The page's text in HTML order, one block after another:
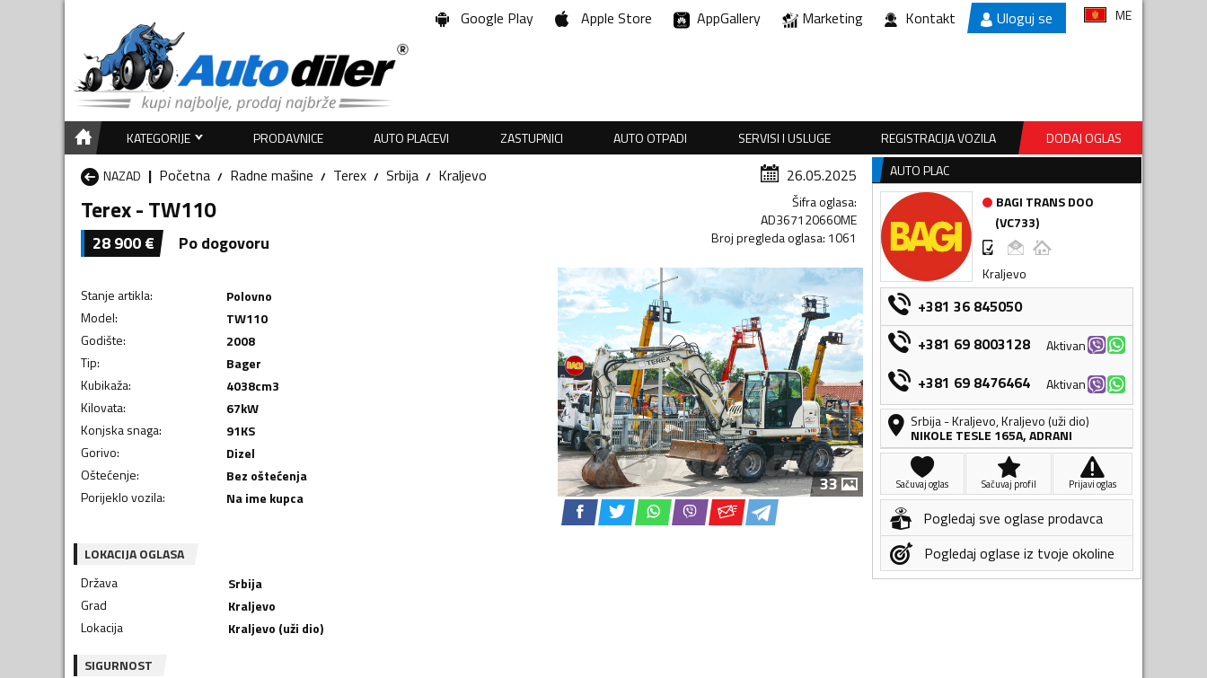
Google Play Apple Store AppGallery Marketing Kontakt Uloguj se ME
KATEGORIJE PRODAVNICE AUTO PLACEVI ZASTUPNICI AUTO OTPADI SERVISI I USLUGE REGISTRACIJA VOZILA
DODAJ OGLAS
NAZAD
Početna Radne mašine Terex Srbija Kraljevo 26.05.2025
Terex - TW110
28 900€ Po dogovoru
Šifra oglasa:
AD367120660ME
Broj pregleda oglasa: 1061
Stanje artikla:
Polovno
Model:
TW110
Godište:
2008
Tip:
Bager
Kubikaža: 4038cm3
Kilovata: 67kW
Konjska snaga: 91KS
Gorivo:
Dizel
Oštećenje:
Bez oštećenja
Porijeklo vozila: Na ime kupca
33
LOKACIJA OGLASA
Država
Srbija
Grad
Kraljevo
Lokacija
Kraljevo (uži dio)
SIGURNOST
AUTO PLAC
BAGI TRANS DOO
(VC733)
Kraljevo
+381 36 845050
+381 69 8003128
Aktivan
+381 69 8476464
Aktivan
Srbija-Kraljevo,Kraljevo (uži dio)
NIKOLE TESLE 165A, ADRANI
Sačuvaj oglas Sačuvaj profil Prijavi oglas
Pogledaj sve oglase prodavca
Pogledaj oglase iz tvoje okoline